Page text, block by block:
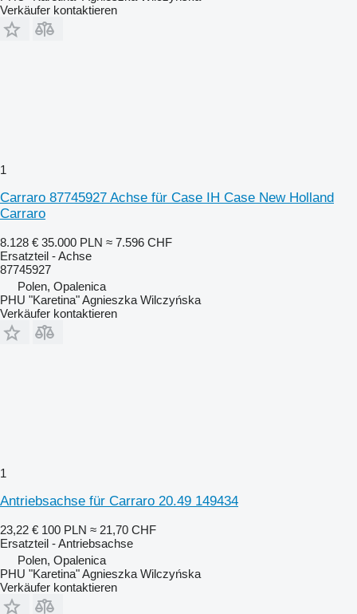
Verkäufer kontaktieren
1
Carraro 87745927 Achse für Case IH Case New Holland
Carraro
8.128 € 35.000 PLN ≈ 7.596 CHF
Ersatzteil - Achse
87745927
Polen, Opalenica
PHU "Karetina" Agnieszka Wilczyńska
Verkäufer kontaktieren
1
Antriebsachse für Carraro 20.49 149434
23,22 € 100 PLN ≈ 21,70 CHF
Ersatzteil - Antriebsachse
Polen, Opalenica
PHU "Karetina" Agnieszka Wilczyńska
Verkäufer kontaktieren